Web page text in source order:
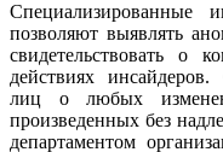
Специализированные
позволяют выявлять
свидетельствовать о
действиях
лиц о любых
произведенных без
департаментом